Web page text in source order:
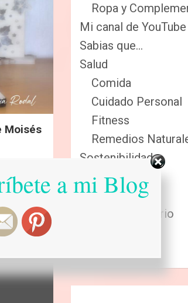
Moisés
cómo
Ropa y
Mi canal de YouTube
Sabias que…
Salud
Comida
Cuidado Personal
Fitness
Remedios
Sostenibilidad
Reciclaje
Renovables
Sector Primario
a mi Blog